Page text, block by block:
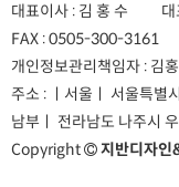
대표이사 : 김 홍 수
FAX :0505-300-3161
개인정보관리책임자 : 김
주소 : ㅣ서울ㅣ 서울특별
남부ㅣ 전라남도 나주시
Copyright
지반디자인